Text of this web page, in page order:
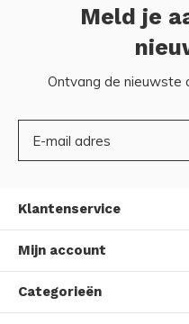
Meld je
Ontvang de nieuwste
Klantenservice
Mijn account
Categorieën